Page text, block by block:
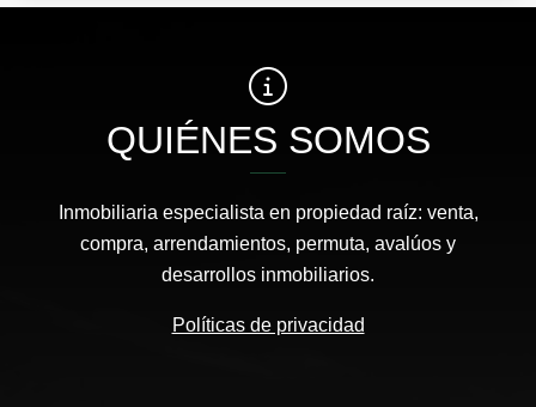
QUIÉNES SOMOS
Inmobiliaria especialista en propiedad raíz: venta,
compra, arrendamientos, permuta, avalúos y
desarrollos inmobiliarios.
Políticas de privacidad